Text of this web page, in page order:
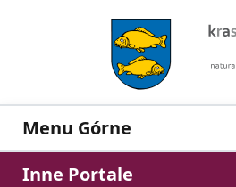
Menu Górne
Inne Portale